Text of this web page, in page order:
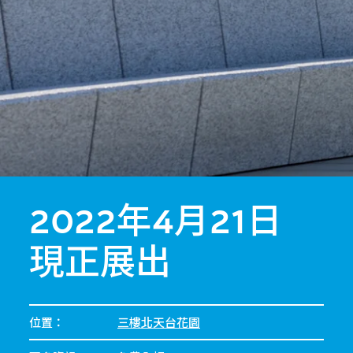
2022年4月21日
現正展出
位置： 三樓北天台花園